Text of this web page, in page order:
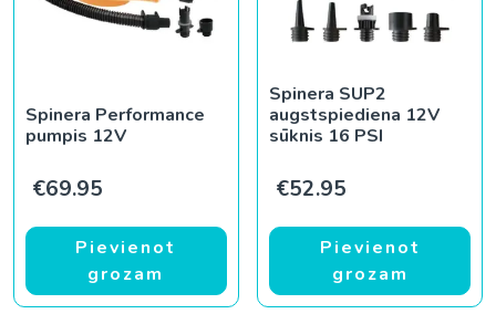
Spinera Performance
pumpis 12V
€69.95
Pievienot
grozam
Spinera SUP2
augstspiediena 12V
sūknis 16 PSI
€52.95
Pievienot
grozam